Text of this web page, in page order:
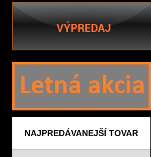
NAJPREDÁVANEJŠÍ TOVAR